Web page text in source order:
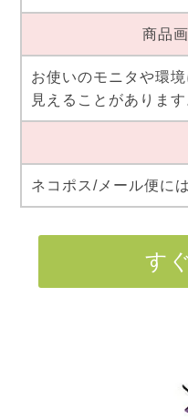
商品
お使いのモニタや環
見えることがありま
ネコポス/メール便に
す